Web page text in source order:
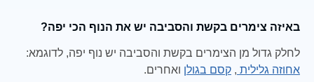
באיזה צימרים בקשת והסביבה יש את הנוף הכי יפה?
לחלק גדול מן הצימרים בקשת והסביבה יש נוף יפה, לדוגמא:
אחוזה גלילית , קסם בגולן ואחרים.